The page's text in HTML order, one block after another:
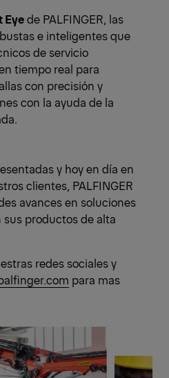
Eyede PALFINGER, las
e inteligentes que
de servicio
tiempo real para
con precisión y
con la ayuda de la
y hoy en día en
clientes, PALFINGER
avances en soluciones
productos de alta
redes sociales y
para mas